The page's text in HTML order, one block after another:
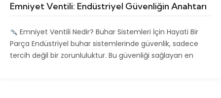
Emniyet Ventili: Endüstriyel Güvenliğin Anahtarı
Emniyet Ventili Nedir? Buhar Sistemleri İçin Hayati Bir
Parça Endüstriyel buhar sistemlerinde güvenlik, sadece
tercih değil bir zorunluluktur. Bu güvenliği sağlayan en